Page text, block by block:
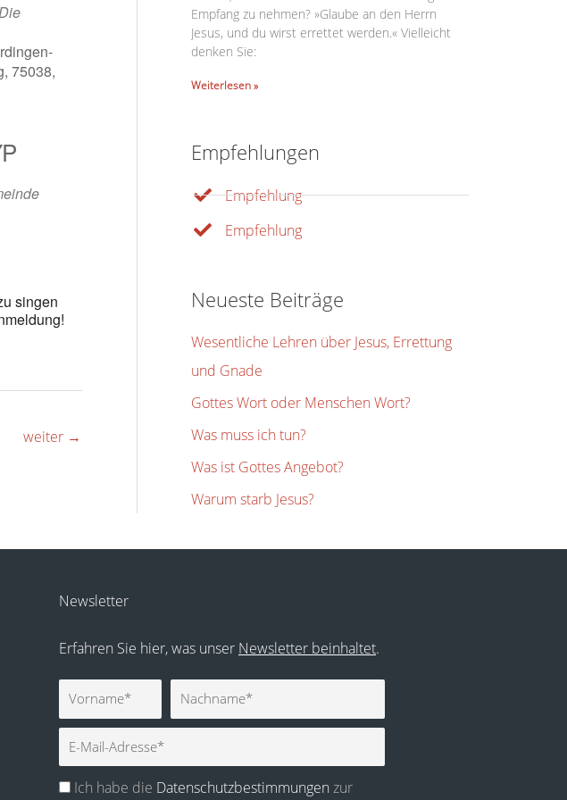
75038,
singen
weiter →
Empfang zu nehmen? »Glaube an den Herrn
Jesus, und du wirst errettet werden.« Vielleicht
denken Sie:
Weiterlesen »
Empfehlungen
Empfehlung
Empfehlung
Neueste Beiträge
Wesentliche Lehren über Jesus, Errettung
und Gnade
Gottes Wort oder Menschen Wort?
Was muss ich tun?
Was ist Gottes Angebot?
Warum starb Jesus?
Newsletter
Erfahren Sie hier, was unser Newsletter beinhaltet.
Vorname Nachname
E-
Mail
Ich habe die Datenschutzbestimmungen zur